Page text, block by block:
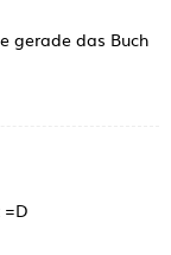
gerade das Buch